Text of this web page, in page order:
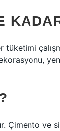
tüketimi
Çimento ve